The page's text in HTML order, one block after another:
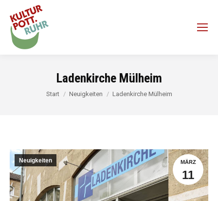
Ladenkirche Mülheim
Sie befinden sich hier:
Start Neuigkeiten Ladenkirche Mülheim
MÄRZ
11
Neuigkeiten